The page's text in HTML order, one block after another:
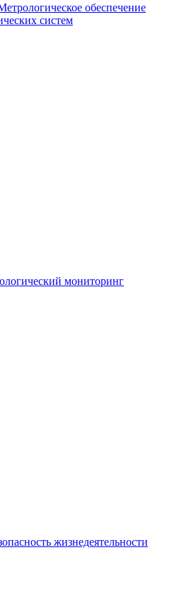
обеспечение
систем
мониторинг
жизнедеятельности